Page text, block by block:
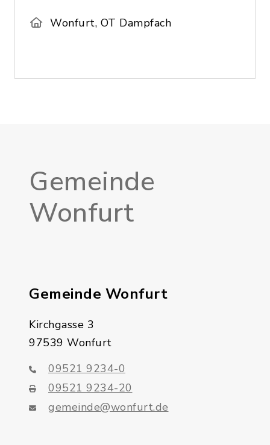
Wonfurt, OT Dampfach
Gemeinde
Wonfurt
Gemeinde Wonfurt
Kirchgasse 3
97539 Wonfurt
09521 9234-0
09521 9234-20
gemeinde@wonfurt.de